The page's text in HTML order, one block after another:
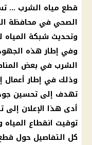
قطع مياه الشرب …
الصحي في محافظة
وتحديث شبكة المياه
وفي إطار هذه
وذلك في إطار أعمال
تهدف إلى تحسين
أدى هذا الإعلان
توقيت انقطاع
كل التفاصيل حول